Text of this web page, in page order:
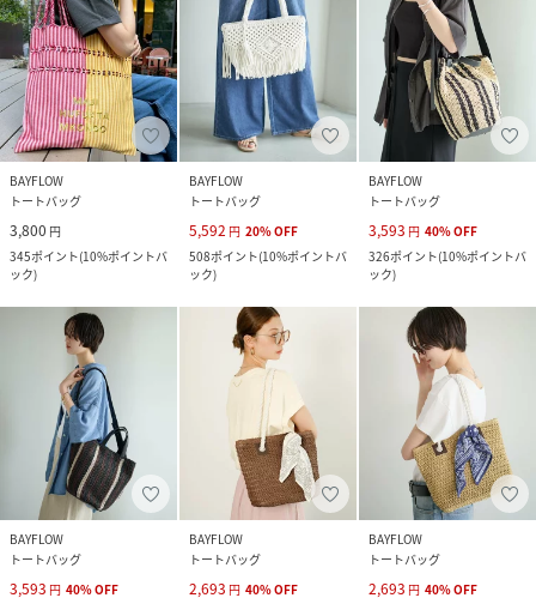
BAYFLOW
トートバッグ
3,800 円
345ポイント(10%ポイントバ
ック)
BAYFLOW
トートバッグ
5,592 円 20%OFF
508ポイント(10%ポイントバ
ック)
BAYFLOW
トートバッグ
3,593 円 40%OFF
326ポイント(10%ポイントバ
ック)
BAYFLOW
トートバッグ
3,593 円 40%OFF
BAYFLOW
トートバッグ
2,693 円 40%OFF
BAYFLOW
トートバッグ
2,693 円 40%OFF